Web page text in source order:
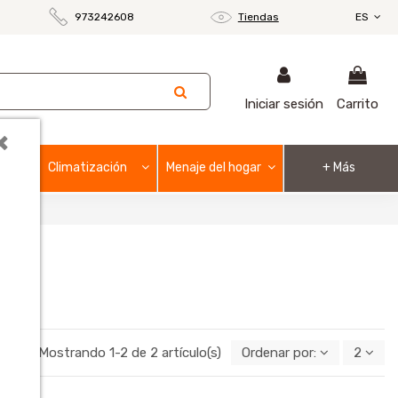
973242608 Tiendas ES
Iniciar sesión Carrito
Climatización Menaje del hogar + Más
Mostrando 1-2 de 2 artículo(s) Ordenar por: 2